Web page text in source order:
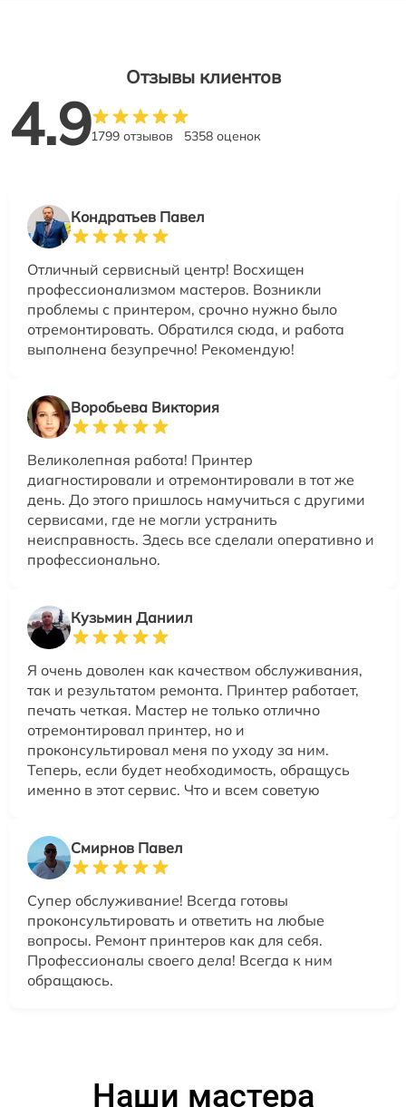
Отзывы клиентов
4.91799 отзывов 5358 оценок
Кондратьев Павел
Отличный сервисный центр! Восхищен
профессионализмом мастеров. Возникли
проблемы с принтером, срочно нужно было
отремонтировать. Обратился сюда, и работа
выполнена безупречно! Рекомендую!
Воробьева Виктория
Великолепная работа! Принтер
диагностировали и отремонтировали в тот же
день. До этого пришлось намучиться с другими
сервисами, где не могли устранить
неисправность. Здесь все сделали оперативно и
профессионально.
Кузьмин Даниил
Я очень доволен как качеством обслуживания,
так и результатом ремонта. Принтер работает,
печать четкая. Мастер не только отлично
отремонтировал принтер, но и
проконсультировал меня по уходу за ним.
Теперь, если будет необходимость, обращусь
именно в этот сервис. Что и всем советую
Смирнов Павел
Супер обслуживание! Всегда готовы
проконсультировать и ответить на любые
вопросы. Ремонт принтеров как для себя.
Профессионалы своего дела! Всегда к ним
обращаюсь.
Наши мастера